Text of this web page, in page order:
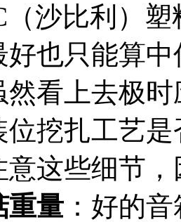
（沙比利）
好也只能算
然看上去极
位挖扎工艺
意这些细节
重量 ：好的